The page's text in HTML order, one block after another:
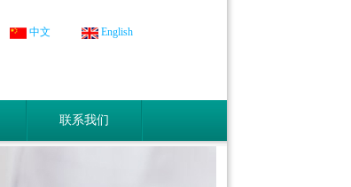
中文 English
联系我们